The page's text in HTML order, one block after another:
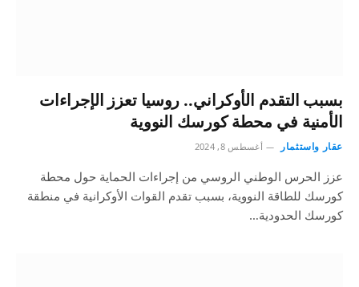
بسبب التقدم الأوكراني.. روسيا تعزز الإجراءات
الأمنية في محطة كورسك النووية
عقار واستثمار أغسطس 8, 2024
عزز الحرس الوطني الروسي من إجراءات الحماية حول محطة
كورسك للطاقة النووية، بسبب تقدم القوات الأوكرانية في منطقة
كورسك الحدودية…